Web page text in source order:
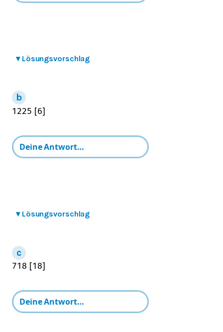
▾ Lösungsvorschlag
1225 [6]
▾ Lösungsvorschlag
718 [18]